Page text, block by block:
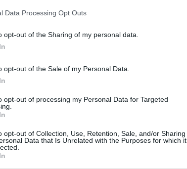
Data Processing Opt Outs
opt-out of the Sharing of my personal data.
opt-out of the Sale of my Personal Data.
opt-out of processing my Personal Data for Targeted
opt-out of Collection, Use, Retention, Sale, and/or Sharing
Data that Is Unrelated with the Purposes for which it